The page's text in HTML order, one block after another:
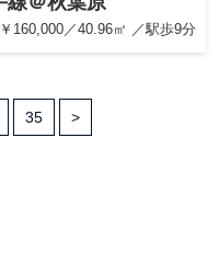
￥160,000／40.96㎡ ／駅歩9分
35 >